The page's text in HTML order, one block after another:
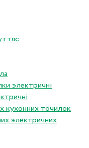
электричнi
кухонних точилок
электричних